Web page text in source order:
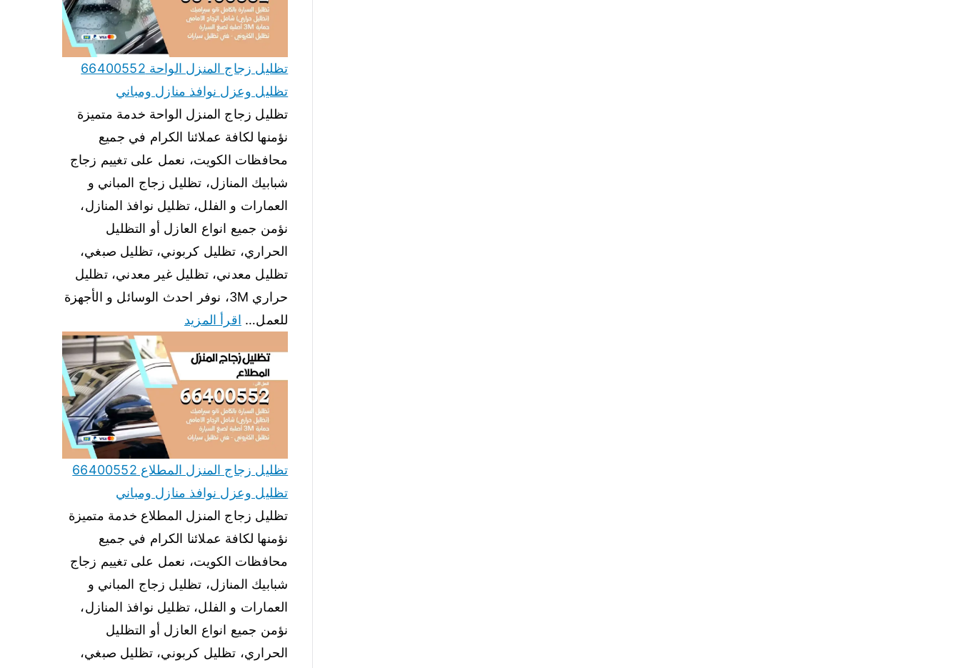
تظليل زجاج المنزل الواحة 66400552
تظليل وعزل نوافذ منازل ومباني
تظليل زجاج المنزل الواحة خدمة متميزة
نؤمنها لكافة عملائنا الكرام في جميع
محافظات الكويت، نعمل على تغييم زجاج
شبابيك المنازل، تظليل زجاج المباني و
العمارات و الفلل، تظليل نوافذ المنازل،
نؤمن جميع انواع العازل أو التظليل
الحراري، تظليل كربوني، تظليل صبغي،
تظليل معدني، تظليل غير معدني، تظليل
حراري 3M، نوفر احدث الوسائل و الأجهزة
للعمل… اقرأ المزيد
تظليل زجاج المنزل المطلاع 66400552
تظليل وعزل نوافذ منازل ومباني
تظليل زجاج المنزل المطلاع خدمة متميزة
نؤمنها لكافة عملائنا الكرام في جميع
محافظات الكويت، نعمل على تغييم زجاج
شبابيك المنازل، تظليل زجاج المباني و
العمارات و الفلل، تظليل نوافذ المنازل،
نؤمن جميع انواع العازل أو التظليل
الحراري، تظليل كربوني، تظليل صبغي،